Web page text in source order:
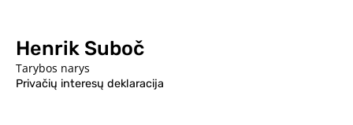
Henrik Suboč
Tarybos narys
Privačių interesų deklaracija